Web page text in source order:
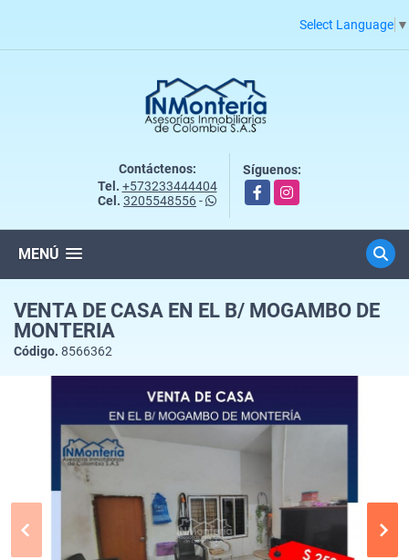
Select Language ▼
Contáctenos:
Tel. +573233444404
Cel. 3205548556-
Síguenos:
FacebookInstagram
MENÚ
VENTA DE CASA EN EL B/ MOGAMBO DE
MONTERIA
Código. 8566362